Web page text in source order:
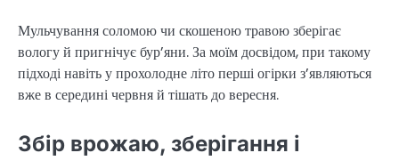
Мульчування соломою чи скошеною травою зберігає
вологу й пригнічує бур’яни. За моїм досвідом, при такому
підході навіть у прохолодне літо перші огірки з’являються
вже в середині червня й тішать до вересня.
Збір врожаю, зберігання і